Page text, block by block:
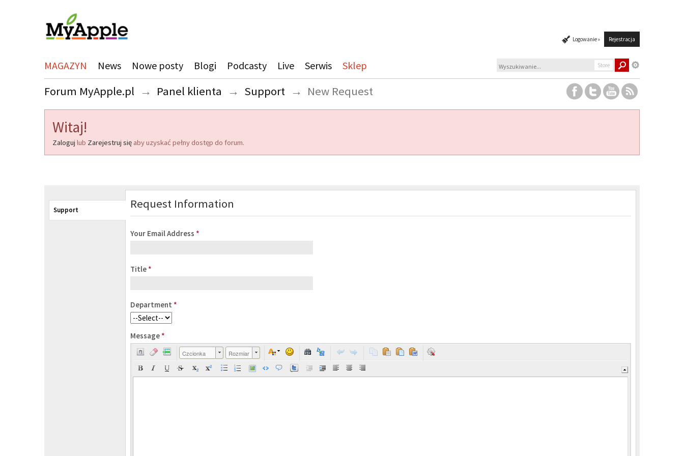
Logowanie » Rejestracja
MAGAZYN News Nowe posty Blogi Podcasty Live Serwis Sklep Store
Forum MyApple.pl → Panel klienta → Support → New Request
Witaj!
Zaloguj lub Zarejestruj się aby uzyskać pełny dostęp do forum.
Support Request Information
Your Email Address *
Title *
Department *
Message *
Czcionka Rozmiar